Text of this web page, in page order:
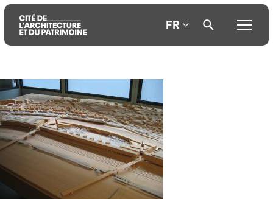
Aller
au
contenu
principal
Aller
au
menu
principal
Aller
à
la
recherche
FR